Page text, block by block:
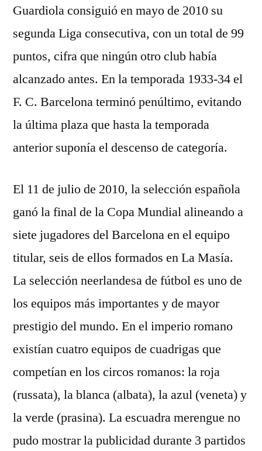
Guardiola consiguió en mayo de 2010 su
segunda Liga consecutiva, con un total de 99
puntos, cifra que ningún otro club había
alcanzado antes. En la temporada 1933-34 el
F. C. Barcelona terminó penúltimo, evitando
la última plaza que hasta la temporada
anterior suponía el descenso de categoría.
El 11 de julio de 2010, la selección española
ganó la final de la Copa Mundial alineando a
siete jugadores del Barcelona en el equipo
titular, seis de ellos formados en La Masía.
La selección neerlandesa de fútbol es uno de
los equipos más importantes y de mayor
prestigio del mundo. En el imperio romano
existían cuatro equipos de cuadrigas que
competían en los circos romanos: la roja
(russata), la blanca (albata), la azul (veneta) y
la verde (prasina). La escuadra merengue no
pudo mostrar la publicidad durante 3 partidos